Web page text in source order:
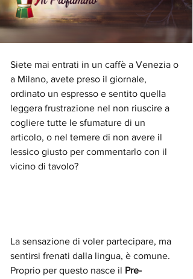
Siete mai entrati in un caffè a Venezia o
a Milano, avete preso il giornale,
ordinato un espresso e sentito quella
leggera frustrazione nel non riuscire a
cogliere tutte le sfumature di un
articolo, o nel temere di non avere il
lessico giusto per commentarlo con il
vicino di tavolo?
La sensazione di voler partecipare, ma
sentirsi frenati dalla lingua, è comune.
Proprio per questo nasce il Pre-